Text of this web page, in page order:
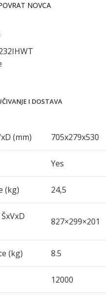
NOVCA
I DOSTAVA
(mm)
705x279x530
Yes
(kg) 24,5
827×299×201
(kg) 8.5
12000